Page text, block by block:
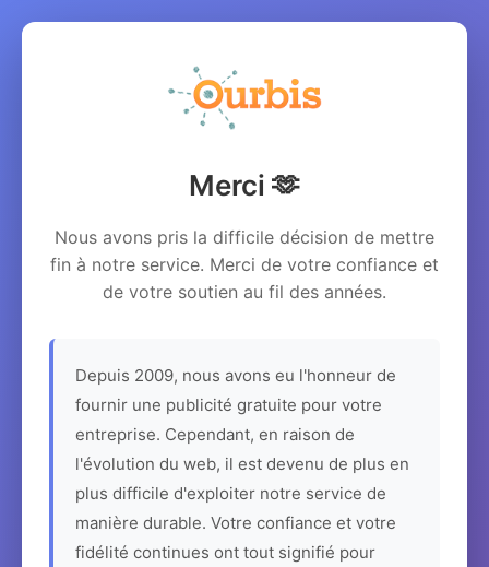
Merci 🫶
Nous avons pris la difficile décision de mettre
fin à notre service. Merci de votre confiance et
de votre soutien au fil des années.
Depuis 2009, nous avons eu l'honneur de
fournir une publicité gratuite pour votre
entreprise. Cependant, en raison de
l'évolution du web, il est devenu de plus en
plus difficile d'exploiter notre service de
manière durable. Votre confiance et votre
fidélité continues ont tout signifié pour